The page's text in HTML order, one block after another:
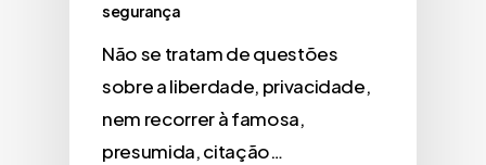
segurança
Não se tratam de questões
sobre a liberdade, privacidade,
nem recorrer à famosa,
presumida, citação…